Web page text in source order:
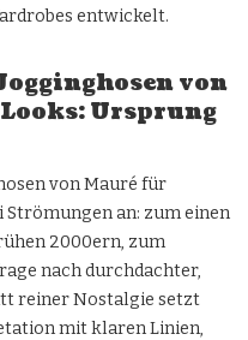
entwickelt.
von
Ursprung
von Mauré für
an: zum einen
2000ern, zum
nach durchdachter,
reiner Nostalgie setzt
mit klaren Linien,